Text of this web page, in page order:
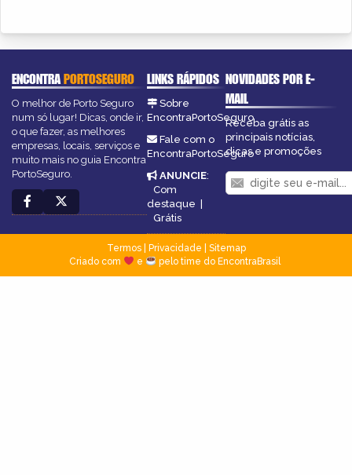
ENCONTRAPORTOSEGURO
O melhor de Porto Seguro
num só lugar! Dicas, onde ir,
o que fazer, as melhores
empresas, locais, serviços e
muito mais no guia Encontra
PortoSeguro.
LINKS RÁPIDOS
Sobre
EncontraPortoSeguro
Fale com o
EncontraPortoSeguro
ANUNCIE:
Com
destaque |
Grátis
NOVIDADES POR E-
MAIL
Receba grátis as
principais notícias,
dicas e promoções
Termos| Privacidade
Sitemap
Criado com
e pelo time do EncontraBrasil